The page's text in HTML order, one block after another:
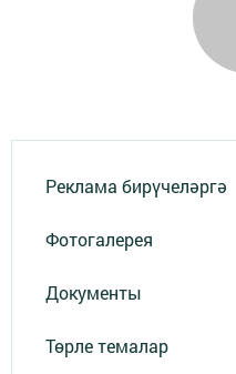
Реклама бирүчеләргә
Фотогалерея
Документы
Төрле темалар